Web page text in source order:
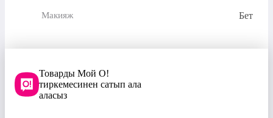
Макияж Бет
Товарды Мой О!
тиркемесинен сатып ала
аласыз